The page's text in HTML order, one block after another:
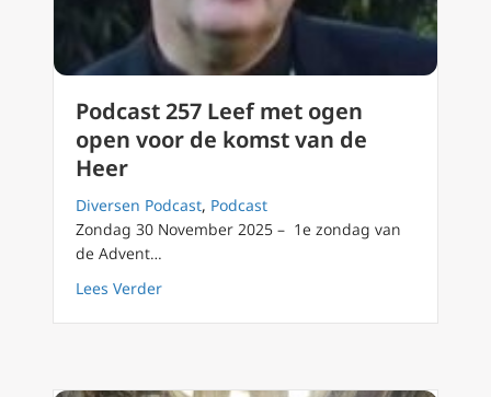
Podcast 257 Leef met ogen
open voor de komst van de
Heer
Diversen Podcast, Podcast
Zondag 30 November 2025 – 1e zondag van
de Advent…
Lees Verderabout Podcast 257 Leef met ogen open voor